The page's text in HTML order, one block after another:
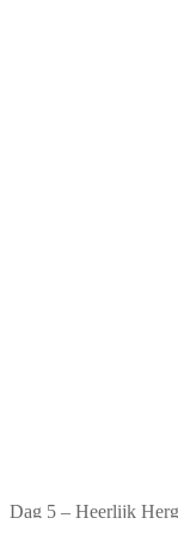
Dag 5 – Heerlijk